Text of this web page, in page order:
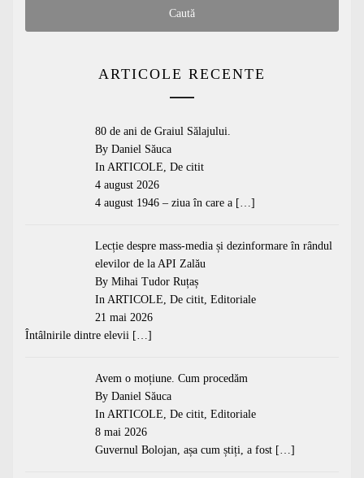
ARTICOLE RECENTE
80 de ani de Graiul Sălajului.
By Daniel Săuca
In ARTICOLE, De citit
4 august 2026
4 august 1946 – ziua în care a […]
Lecție despre mass-media și dezinformare în rândul
elevilor de la API Zalău
By Mihai Tudor Ruțaș
In ARTICOLE, De citit, Editoriale
21 mai 2026
Întâlnirile dintre elevii […]
Avem o moțiune. Cum procedăm
By Daniel Săuca
In ARTICOLE, De citit, Editoriale
8 mai 2026
Guvernul Bolojan, așa cum știți, a fost […]